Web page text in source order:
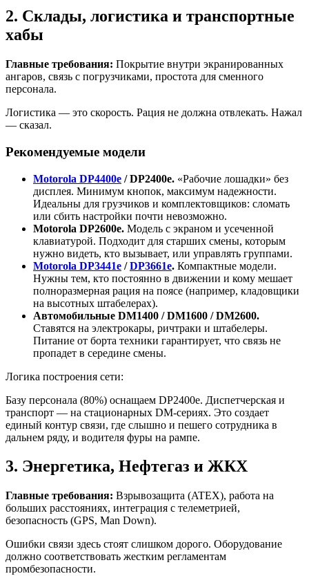
2. Склады, логистика и транспортные
хабы
Главные требования: Покрытие внутри экранированных
ангаров, связь с погрузчиками, простота для сменного
персонала.
Логистика — это скорость. Рация не должна отвлекать. Нажал
— сказал.
Рекомендуемые модели
Motorola DP4400e / DP2400e. «Рабочие лошадки» без
дисплея. Минимум кнопок, максимум надежности.
Идеальны для грузчиков и комплектовщиков: сломать
или сбить настройки почти невозможно.
Motorola DP2600e. Модель с экраном и усеченной
клавиатурой. Подходит для старших смены, которым
нужно видеть, кто вызывает, или управлять группами.
Motorola DP3441e /DP3661e. Компактные модели.
Нужны тем, кто постоянно в движении и кому мешает
полноразмерная рация на поясе (например, кладовщики
на высотных штабелерах).
Автомобильные DM1400 / DM1600 / DM2600.
Ставятся на электрокары, ричтраки и штабелеры.
Питание от борта техники гарантирует, что связь не
пропадет в середине смены.
Логика построения сети:
Базу персонала (80%) оснащаем DP2400e. Диспетчерская и
транспорт — на стационарных DM-сериях. Это создает
единый контур связи, где слышно и пешего сотрудника в
дальнем ряду, и водителя фуры на рампе.
3. Энергетика, Нефтегаз и ЖКХ
Главные требования: Взрывозащита (ATEX), работа на
больших расстояниях, интеграция с телеметрией,
безопасность (GPS, Man Down).
Ошибки связи здесь стоят слишком дорого. Оборудование
должно соответствовать жестким регламентам
промбезопасности.